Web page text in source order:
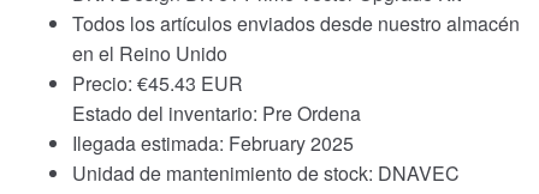
Todos los artículos enviados desde nuestro almacén
en el Reino Unido
Precio: €45.43 EUR
Estado del inventario: Pre Ordena
Ilegada estimada: February 2025
Unidad de mantenimiento de stock: DNAVEC